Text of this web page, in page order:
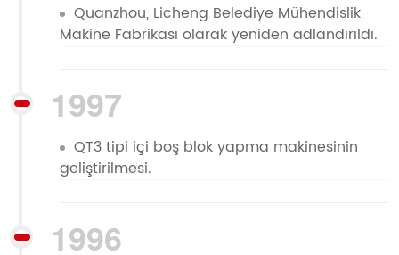
Quanzhou, Licheng Belediye Mühendislik
Makine Fabrikası olarak yeniden adlandırıldı.
1997
QT3 tipi içi boş blok yapma makinesinin
geliştirilmesi.
1996